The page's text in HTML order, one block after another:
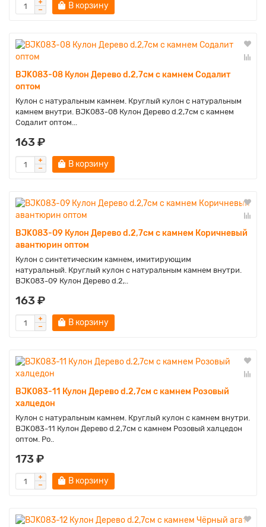
В корзину
BJK083-08 Кулон Дерево d.2,7см с камнем Содалит
оптом
Кулон с натуральным камнем. Круглый кулон с натуральным
камнем внутри. BJK083-08 Кулон Дерево d.2,7см с камнем
Содалит оптом...
163 ₽
В корзину
BJK083-09 Кулон Дерево d.2,7см с камнем Коричневый
авантюрин оптом
Кулон с синтетическим камнем, имитирующим
натуральный. Круглый кулон с натуральным камнем внутри.
BJK083-09 Кулон Дерево d.2,..
163 ₽
В корзину
BJK083-11 Кулон Дерево d.2,7см с камнем Розовый
халцедон
Кулон с натуральным камнем. Круглый кулон с камнем внутри.
BJK083-11 Кулон Дерево d.2,7см с камнем Розовый халцедон
оптом. Ро..
173 ₽
В корзину